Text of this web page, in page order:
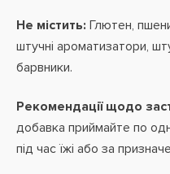
Не містить: Глютен,
штучні ароматизатори,
барвники.
Рекомендації щодо
добавка приймайте по
під час їжі або за